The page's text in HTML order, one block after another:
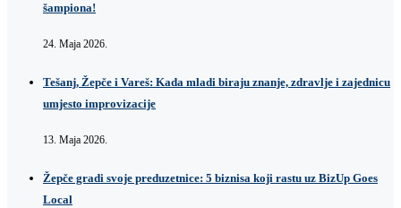
šampiona!
24. Maja 2026.
Tešanj, Žepče i Vareš: Kada mladi biraju znanje, zdravlje i zajednicu
umjesto improvizacije
13. Maja 2026.
Žepče gradi svoje preduzetnice: 5 biznisa koji rastu uz BizUp Goes
Local